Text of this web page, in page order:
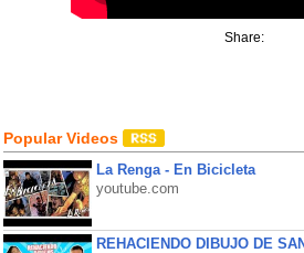
Share:
Popular Videos
La Renga - En Bicicleta
youtube.com
REHACIENDO DIBUJO DE